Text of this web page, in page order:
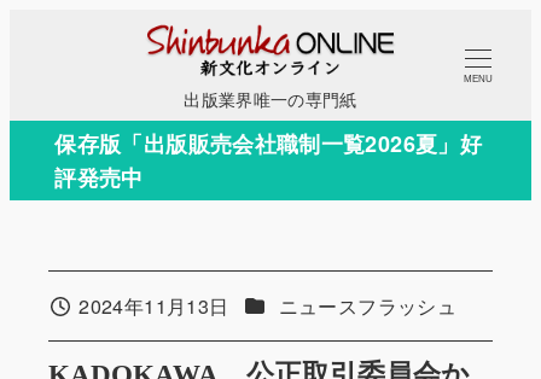
コ
テ
出版業界唯一の専門紙
MENU
保存版「出版販売会社職制一覧2026夏」好
評発売中
投稿日2024年11月13日 カテゴリー
ニュースフラッシュ